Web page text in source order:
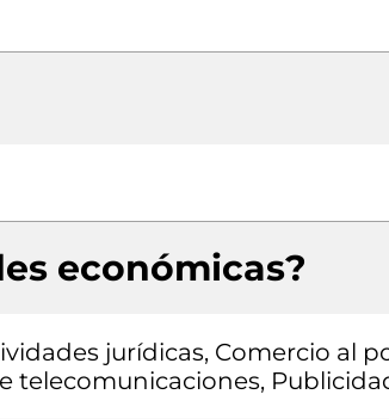
económicas?
jurídicas, Comercio al
telecomunicaciones,